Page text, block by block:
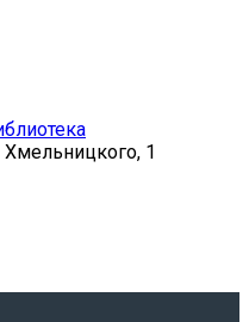
Хмельницкого, 1